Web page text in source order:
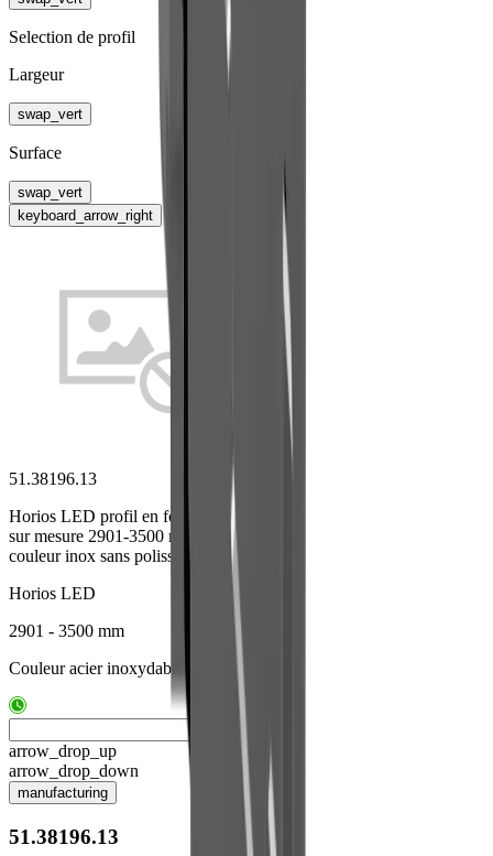
Selection de profil
Largeur
swap_vert
Surface
swap_vert
keyboard_arrow_right
51.38196.13
Horios LED profil en forme U
sur mesure 2901-3500 mm
couleur inox sans polissage
Horios LED
2901 - 3500 mm
Couleur acier inoxydable, sans polissage
arrow_drop_up
arrow_drop_down
manufacturing
51.38196.13